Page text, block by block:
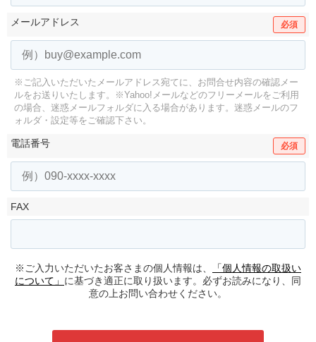
メールアドレス 必須
※ご記入いただいたメールアドレス宛てに、お問合せ内容の確認メー
ルをお送りいたします。
※Yahoo!メールなどのフリーメールをご利用
の場合、迷惑メールフォルダに入る場合があります。 迷惑メールのフ
ォルダ・設定等をご確認下さい。
電話番号 必須
FAX
※ご入力いただいたお客さまの個人情報は、
「個人情報の取扱い
について」 に基づき適正に取り扱います。必ずお読みになり、同
意の上お問い合わせください。